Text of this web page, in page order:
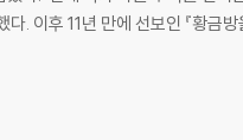
. 이후 11년 만에 선보인 『황금